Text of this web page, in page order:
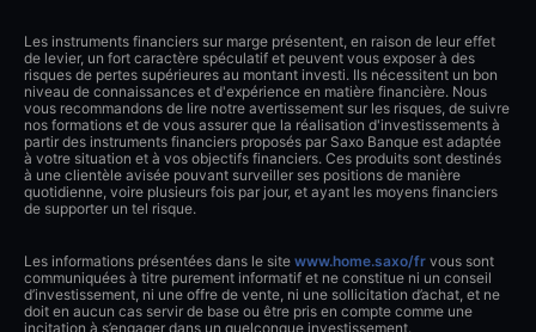
Les instruments financiers sur marge présentent, en raison de leur effet
de levier, un fort caractère spéculatif et peuvent vous exposer à des
risques de pertes supérieures au montant investi. Ils nécessitent un bon
niveau de connaissances et d'expérience en matière financière. Nous
vous recommandons de lire notre avertissement sur les risques, de suivre
nos formations et de vous assurer que la réalisation d'investissements à
partir des instruments financiers proposés par Saxo Banque est adaptée
à votre situation et à vos objectifs financiers. Ces produits sont destinés
à une clientèle avisée pouvant surveiller ses positions de manière
quotidienne, voire plusieurs fois par jour, et ayant les moyens financiers
de supporter un tel risque.
Les informations présentées dans le site www.home.saxo/fr vous sont
communiquées à titre purement informatif et ne constitue ni un conseil
d’investissement, ni une offre de vente, ni une sollicitation d’achat, et ne
doit en aucun cas servir de base ou être pris en compte comme une
incitation à s’engager dans un quelconque investissement.